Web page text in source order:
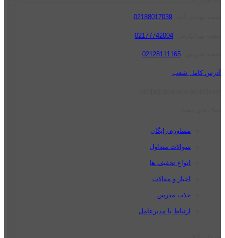
02188017039
02177742004
02128111165
آدرس کامل شعب
مشاوره رایگان
سوالات متداول
انواع تخفیف ها
اخبار و مقالات
جذب مدرس
ارتباط با مدیرعامل